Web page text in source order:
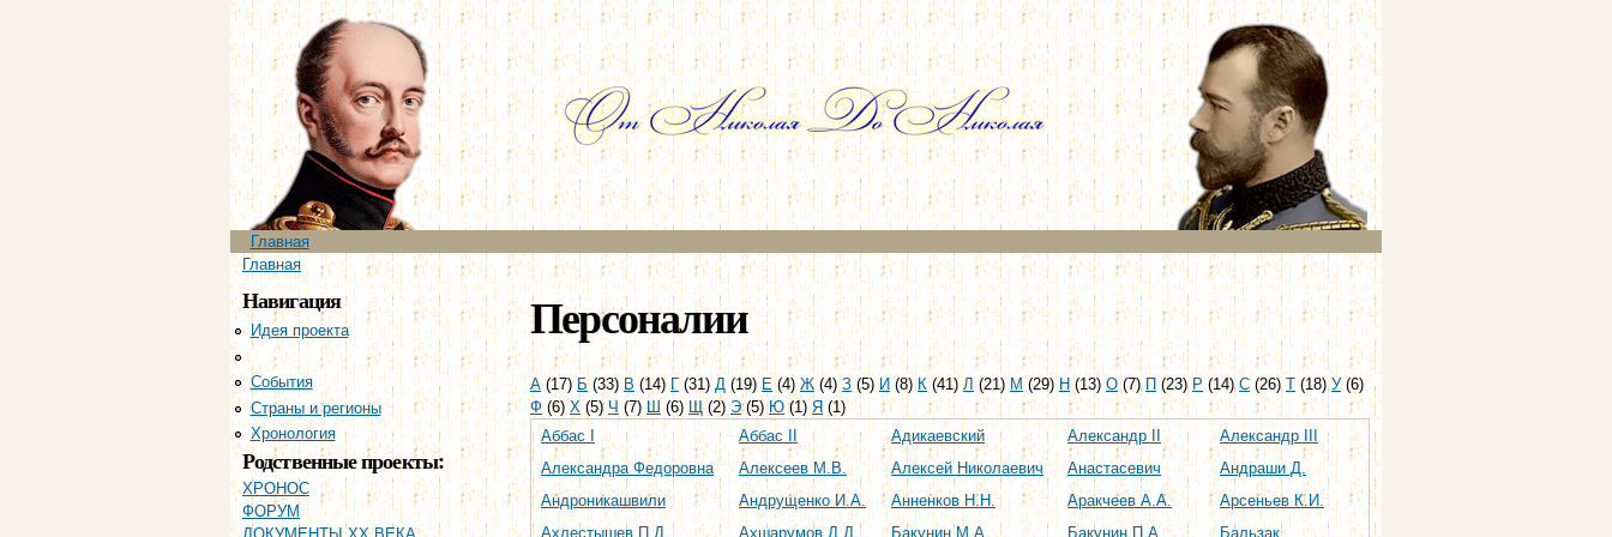
Перейти к
основному
содержанию
Главное меню
Главная
Вы здесь
Главная
Навигация
Идея проекта
Персоналии
События
Страны и регионы
Хронология
Родственные проекты:
ХРОНОС
ФОРУМ
Персоналии
А(17)Б(33)В(14)Г(31)Д (19)Е (4)Ж(4)З(5) И(8)К(41)Л(21)М(29)Н(13)О(7)П (23)Р (14)С (26)Т (18)У(6)
Ф (6)Х (5)Ч(7) Ш(6) Щ(2)Э(5)Ю (1)Я (1)
Аббас I
Аббас II Адикаевский Александр II
Александр III
Александра Федоровна
Алексеев М.В. Алексей Николаевич Анастасевич
Андраши Д.
Андроникашвили
Андрущенко И.А. Анненков Н.Н. Аракчеев А.А.
Арсеньев К.И.
Ахлестышев П.Д.
Ахшарумов Д.Д. Бакунин М.А. Бакунин П.А
Бальзак